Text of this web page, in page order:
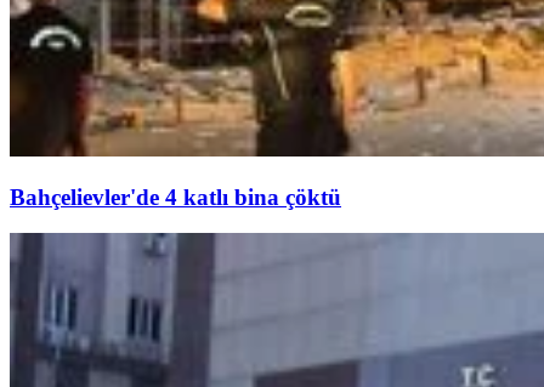
Bahçelievler'de 4 katlı bina çöktü